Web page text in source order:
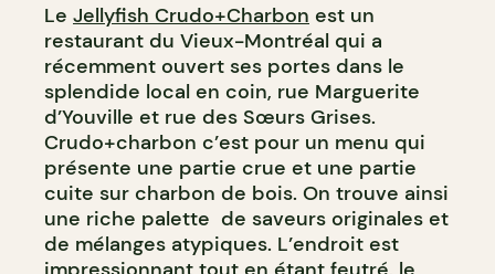
Le Jellyfish Crudo+Charbon est un
restaurant du Vieux-Montréal qui a
récemment ouvert ses portes dans le
splendide local en coin, rue Marguerite
d’Youville et rue des Sœurs Grises.
Crudo+charbon c’est pour un menu qui
présente une partie crue et une partie
cuite sur charbon de bois. On trouve ainsi
une riche palette de saveurs originales et
de mélanges atypiques. L’endroit est